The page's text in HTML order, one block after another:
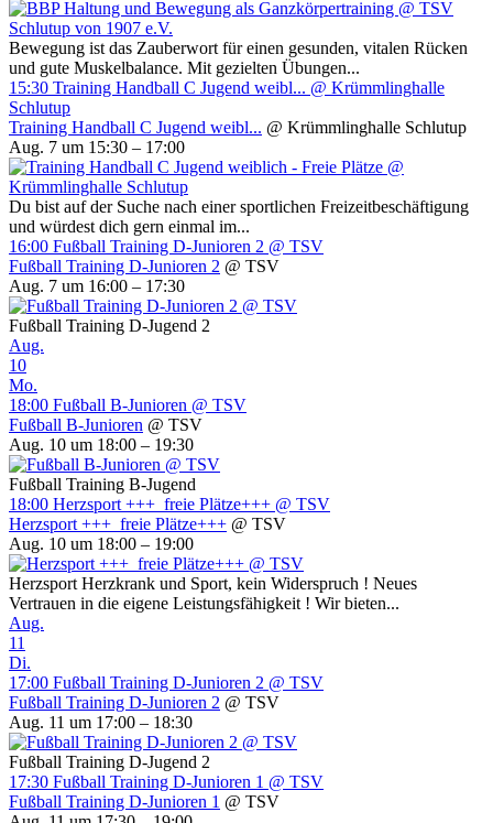
Bewegung ist das Zauberwort für einen gesunden, vitalen Rücken
und gute Muskelbalance. Mit gezielten Übungen...
15:30 Training Handball C Jugend weibl... @ Krümmlinghalle
Schlutup
Training Handball C Jugend weibl... @ Krümmlinghalle Schlutup
Aug. 7 um 15:30 – 17:00
Du bist auf der Suche nach einer sportlichen Freizeitbeschäftigung
und würdest dich gern einmal im...
16:00 Fußball Training D-Junioren 2 @ TSV
Fußball Training D-Junioren 2 @ TSV
Aug. 7 um 16:00 – 17:30
Fußball Training D-Jugend 2
Aug.
10
Mo.
18:00 Fußball B-Junioren @ TSV
Fußball B-Junioren @ TSV
Aug. 10 um 18:00 – 19:30
Fußball Training B-Jugend
18:00 Herzsport +++ freie Plätze+++ @ TSV
Herzsport +++ freie Plätze+++ @ TSV
Aug. 10 um 18:00 – 19:00
Herzsport Herzkrank und Sport, kein Widerspruch ! Neues
Vertrauen in die eigene Leistungsfähigkeit ! Wir bieten...
Aug.
11
Di.
17:00 Fußball Training D-Junioren 2 @ TSV
Fußball Training D-Junioren 2 @ TSV
Aug. 11 um 17:00 – 18:30
Fußball Training D-Jugend 2
17:30 Fußball Training D-Junioren 1 @ TSV
Fußball Training D-Junioren 1 @ TSV